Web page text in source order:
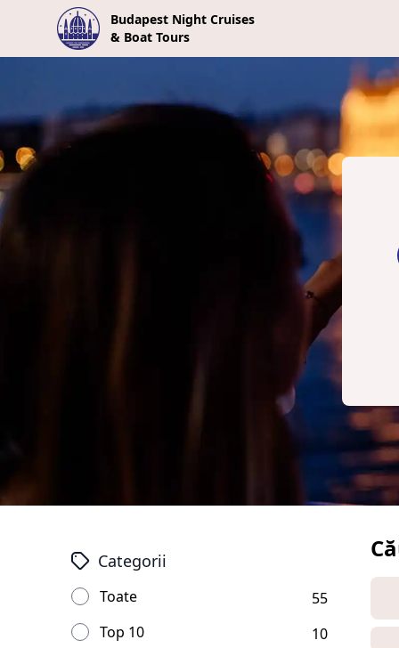
Budapest Night Cruises
& Boat Tours
Categorii
Toate
55
Top 10
10